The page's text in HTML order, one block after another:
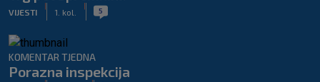
VIJESTI 1. kol. 5
KOMENTAR TJEDNA
Porazna inspekcija